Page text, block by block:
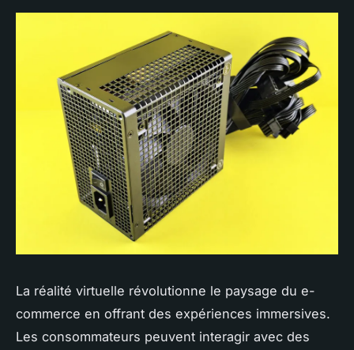
La réalité virtuelle révolutionne le paysage du e-
commerce en offrant des expériences immersives.
Les consommateurs peuvent interagir avec des